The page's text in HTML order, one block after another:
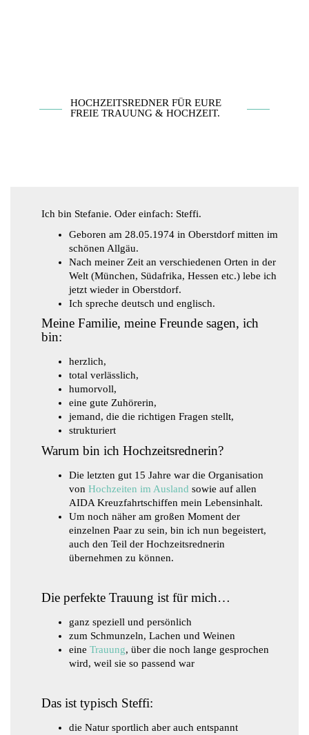
HOCHZEITSREDNER FÜR EURE
FREIE TRAUUNG & HOCHZEIT.
Ich bin Stefanie. Oder einfach: Steffi.
Geboren am 28.05.1974 in Oberstdorf mitten im
schönen Allgäu.
Nach meiner Zeit an verschiedenen Orten in der
Welt (München, Südafrika, Hessen etc.) lebe ich
jetzt wieder in Oberstdorf.
Ich spreche deutsch und englisch.
Meine Familie, meine Freunde sagen, ich
bin:
herzlich,
total verlässlich,
humorvoll,
eine gute Zuhörerin,
jemand, die die richtigen Fragen stellt,
strukturiert
Warum bin ich Hochzeitsrednerin?
Die letzten gut 15 Jahre war die Organisation
von Hochzeiten im Ausland sowie auf allen
AIDA Kreuzfahrtschiffen mein Lebensinhalt.
Um noch näher am großen Moment der
einzelnen Paar zu sein, bin ich nun begeistert,
auch den Teil der Hochzeitsrednerin
übernehmen zu können.
Die perfekte Trauung ist für mich…
ganz speziell und persönlich
zum Schmunzeln, Lachen und Weinen
eine Trauung, über die noch lange gesprochen
wird, weil sie so passend war
Das ist typisch Steffi:
die Natur sportlich aber auch entspannt